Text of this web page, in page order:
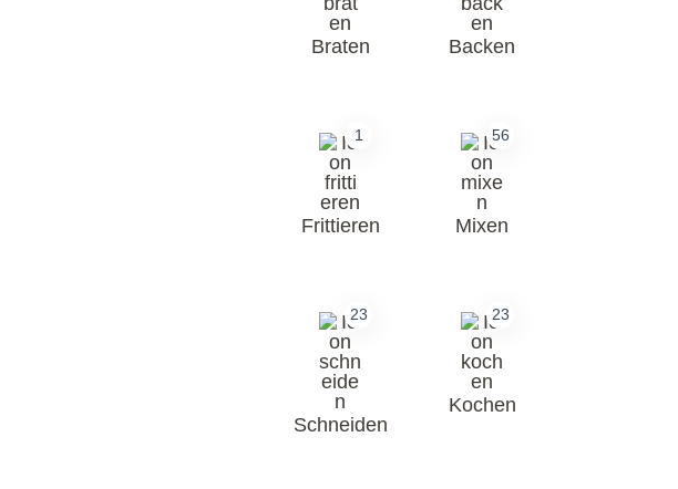
Braten Backen
1
Frittieren
56
Mixen
23
Schneiden
23
Kochen